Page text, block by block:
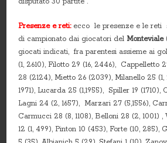
Presenze e reti:ecco le presenze e le reti
di campionato dai giocatori delMonteviale
giocati indicati, fra parentesi assieme ai
(1, 2610), Filotto 29 (16, 2446), Cappelletto
28 (2124), Mietto 26 (2039), Milanello 25
1971), Lucarda 25 (1,1955), Spiller 19 (1710),
Lagni 24 (2, 1657), Marzari 27 (5,1556),
Carmucci 28 (8, 1108), Belloni 28 (2, 1001)
12 (1, 499), Pinton 10 (453), Forte (10,